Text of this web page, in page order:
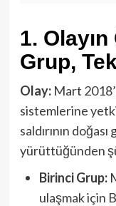
1.
Grup,
Olay:Mart
sistemlerine
saldırının
yürüttüğünden
Birinci Grup:
ulaşmak için